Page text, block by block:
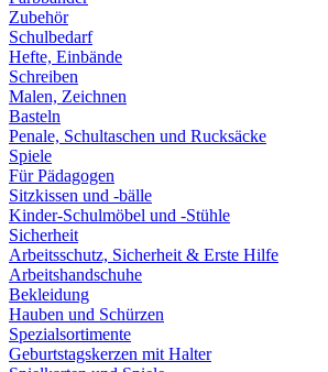
Zubehör
Schulbedarf
Hefte, Einbände
Schreiben
Malen, Zeichnen
Basteln
Penale, Schultaschen und Rucksäcke
Spiele
Für Pädagogen
Sitzkissen und -bälle
Kinder-Schulmöbel und -Stühle
Sicherheit
Arbeitsschutz, Sicherheit & Erste Hilfe
Arbeitshandschuhe
Bekleidung
Hauben und Schürzen
Spezialsortimente
Geburtstagskerzen mit Halter